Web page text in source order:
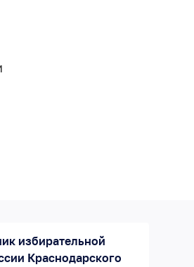
избирательной
Краснодарского